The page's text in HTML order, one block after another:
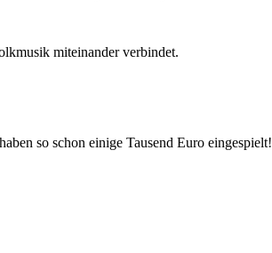
miteinander verbindet.
so schon einige Tausend Euro eingespielt!